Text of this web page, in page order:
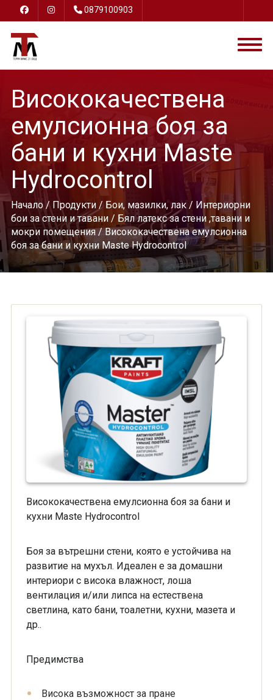
0879100903
Висококачествена
емулсионна боя за
бани и кухни Maste
Hydrocontrol
Начало/ Продукти/ Бои, мазилки, лак/ Интериорни
бои за стени и тавани/ Бял латекс за стени ,тавани и
мокри помещения/ Висококачествена емулсионна
боя за бани и кухни Maste Hydrocontrol
Висококачествена емулсионна боя за бани и
кухни Maste Hydrocontrol
Боя за вътрешни стени, която е устойчива на
развитие на мухъл. Идеален е за домашни
интериори с висока влажност, лоша
вентилация и/или липса на естествена
светлина, като бани, тоалетни, кухни, мазета и
др..
Предимства
Висока възможност за пране